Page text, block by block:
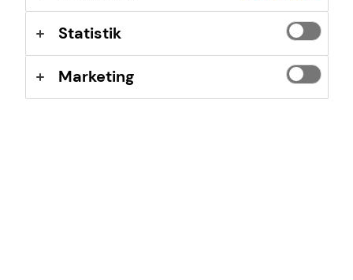
Statistik
Marketing